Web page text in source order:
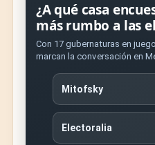
¿A qué casa
más rumbo a las
Con 17 gubernaturas en
marcan la conversación en
Mitofsky
Electoralia